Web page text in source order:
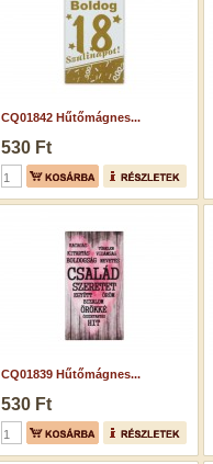
CQ01842 Hűtőmágnes...
530 Ft
CQ01839 Hűtőmágnes...
530 Ft